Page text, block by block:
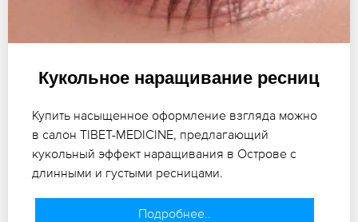
Кукольное наращивание ресниц
Купить насыщенное оформление взгляда можно
в салон TIBET-MEDICINE, предлагающий
кукольный эффект наращивания в Острове с
длинными и густыми ресницами.
Подробнее..